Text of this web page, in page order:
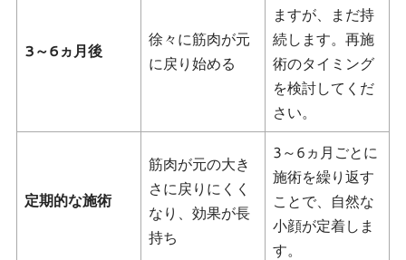
3～6ヵ月後
徐々に筋肉が元
に戻り始める
ますが、まだ持
続します。再施
術のタイミング
を検討してくだ
さい。
定期的な施術
筋肉が元の大き
さに戻りにくく
なり、効果が長
持ち
3～6ヵ月ごとに
施術を繰り返す
ことで、自然な
小顔が定着しま
す。